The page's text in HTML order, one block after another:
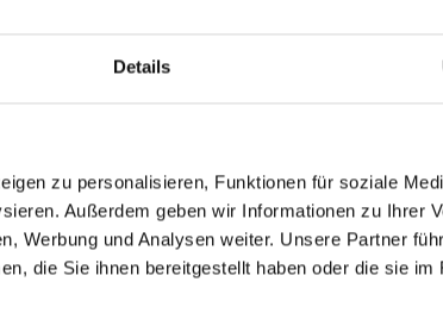
Details
zu personalisieren, Funktionen für soziale
Außerdem geben wir Informationen zu Ihrer
Werbung und Analysen weiter. Unsere Partner
die Sie ihnen bereitgestellt haben oder die sie im
PRODUKTE